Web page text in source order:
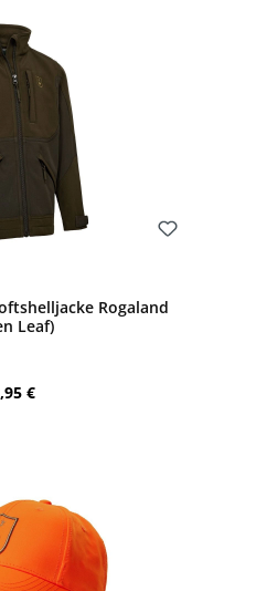
Rogaland
Leaf)
Preis:
€